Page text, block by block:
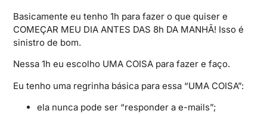
Basicamente eu tenho 1h para fazer o que quiser e
COMEÇAR MEU DIA ANTES DAS 8h DA MANHÃ! Isso é
sinistro de bom.
Nessa 1h eu escolho UMA COISA para fazer e faço.
Eu tenho uma regrinha básica para essa “UMA COISA”:
ela nunca pode ser “responder a e-mails”;